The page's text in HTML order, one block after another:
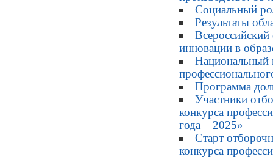
Социальный
Результаты
инновации в
Национальный
Программа
Участники
конкурса
года – 2025»
Старт
конкурса